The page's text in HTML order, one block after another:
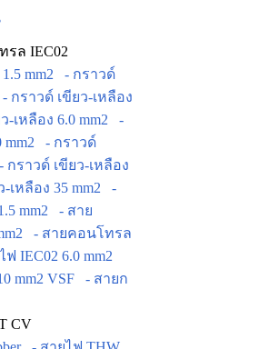
รล IEC02
mm2
- กราวด์
- กราวด์ เขียว-เหลือง
-เหลือง 6.0 mm2
-
- กราวด์
- กราวด์ เขียว-เหลือง
เหลือง 35 mm2
-
mm2
- สาย
- สายคอนโทรล
ฟ IEC02 6.0 mm2
mm2 VSF
- สายก
CV